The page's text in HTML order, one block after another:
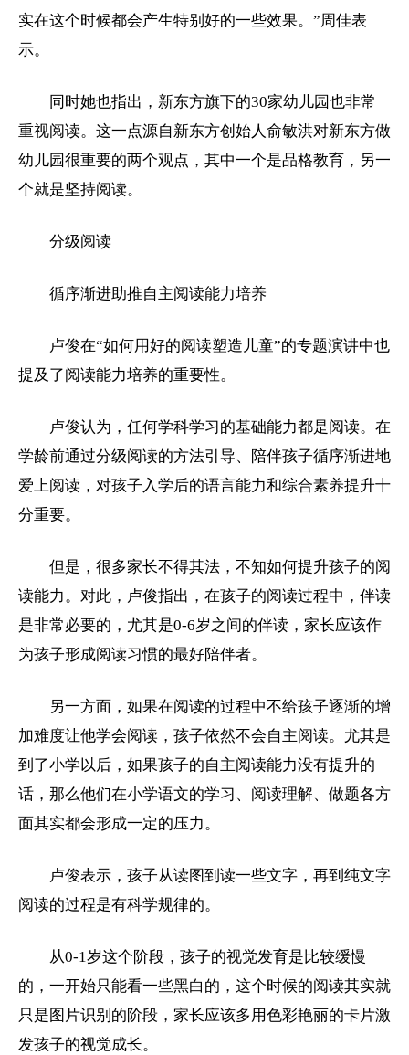
实在这个时候都会产生特别好的一些效果。”周佳表
示。
同时她也指出，新东方旗下的30家幼儿园也非常
重视阅读。这一点源自新东方创始人俞敏洪对新东方做
幼儿园很重要的两个观点，其中一个是品格教育，另一
个就是坚持阅读。
分级阅读
循序渐进助推自主阅读能力培养
卢俊在“如何用好的阅读塑造儿童”的专题演讲中也
提及了阅读能力培养的重要性。
卢俊认为，任何学科学习的基础能力都是阅读。在
学龄前通过分级阅读的方法引导、陪伴孩子循序渐进地
爱上阅读，对孩子入学后的语言能力和综合素养提升十
分重要。
但是，很多家长不得其法，不知如何提升孩子的阅
读能力。对此，卢俊指出，在孩子的阅读过程中，伴读
是非常必要的，尤其是0-6岁之间的伴读，家长应该作
为孩子形成阅读习惯的最好陪伴者。
另一方面，如果在阅读的过程中不给孩子逐渐的增
加难度让他学会阅读，孩子依然不会自主阅读。尤其是
到了小学以后，如果孩子的自主阅读能力没有提升的
话，那么他们在小学语文的学习、阅读理解、做题各方
面其实都会形成一定的压力。
卢俊表示，孩子从读图到读一些文字，再到纯文字
阅读的过程是有科学规律的。
从0-1岁这个阶段，孩子的视觉发育是比较缓慢
的，一开始只能看一些黑白的，这个时候的阅读其实就
只是图片识别的阶段，家长应该多用色彩艳丽的卡片激
发孩子的视觉成长。